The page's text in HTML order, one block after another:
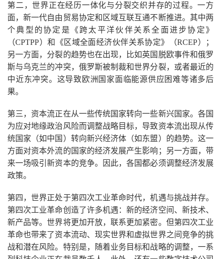
第二，世界正在经历一体化与分裂交织并存的过程。一方
面，新一代自由贸易协定和区域互联互通不断推进。其中两
个典型的协定是《跨太平洋伙伴关系全面进步协定》
（CPTPP）和《区域全面经济伙伴关系协定》（RCEP）；
另一方面，分裂的趋势也在出现，比如英国脱欧事件和俄罗
斯与乌克兰的冲突，俄罗斯被制裁和世界分裂，或者最近的
中近东冲突。这导致欧洲国家面临能源供应困难等诸多后
果。
第三，资本流正在从一些传统国家转向一些新兴国家。各国
为应对地缘政治风险而调整战略目标，导致资本流出现从传
统国家（如中国）转向新兴经济体（如东盟）的趋势。这一
方面对资本外流的国家的经济发展产生影响；另一方面，带
来一场吸引新资本的竞争。因此，各国都必须调整经济发展
政策。
第四，世界正处于第四次工业革命时代，机遇与挑战并存。
第四次工业革命创造了许多机遇：新的经济空间、新技术、
新产品等。世界将更加开放，联系更加紧密。但第四次工业
革命也带来了资本流动、现实世界和虚拟世界之间竞争的挑
战和潜在风险。特别是，随着业务目标和战略的调整，一系